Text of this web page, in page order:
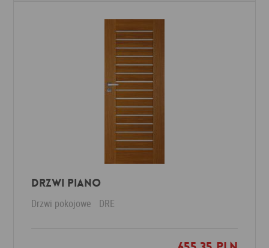
Drzwi Piano
Drzwi pokojowe DRE
Dodaj do ulubionych